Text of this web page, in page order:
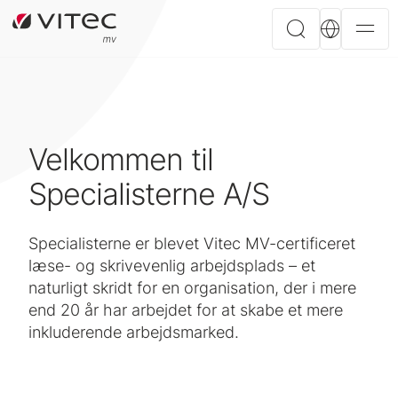
Velkommen til
Specialisterne A/S
Specialisterne er blevet Vitec MV-certificeret
læse- og skrivevenlig arbejdsplads – et
naturligt skridt for en organisation, der i mere
end 20 år har arbejdet for at skabe et mere
inkluderende arbejdsmarked.